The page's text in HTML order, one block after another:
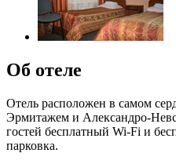
Об отеле
Отель расположен в самом
Эрмитажем и Александро-
гостей бесплатный Wi-Fi и
парковка.